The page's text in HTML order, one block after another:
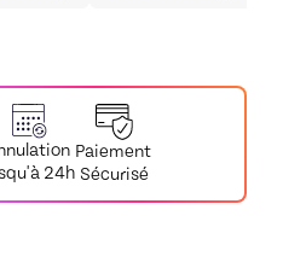
24h
Paiement
Sécurisé